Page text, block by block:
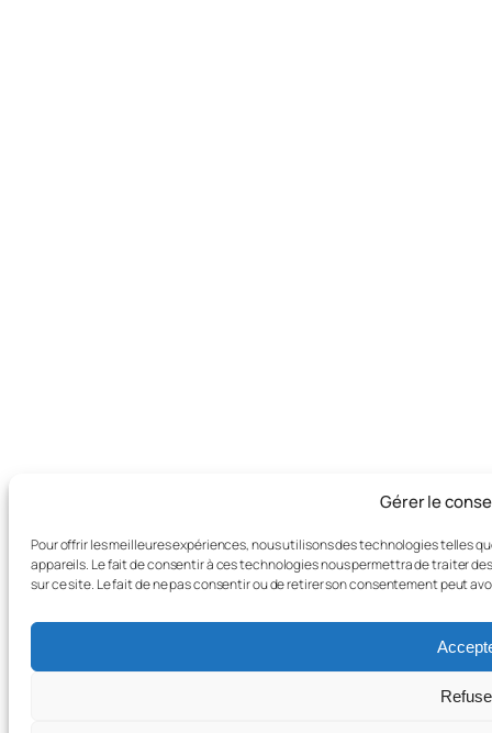
Gérer le
Pour offrir les meilleures expériences, nous utilisons des technologies telles
appareils. Le fait de consentir à ces technologies nous permettra de traiter
sur ce site. Le fait de ne pas consentir ou de retirer son consentement peut